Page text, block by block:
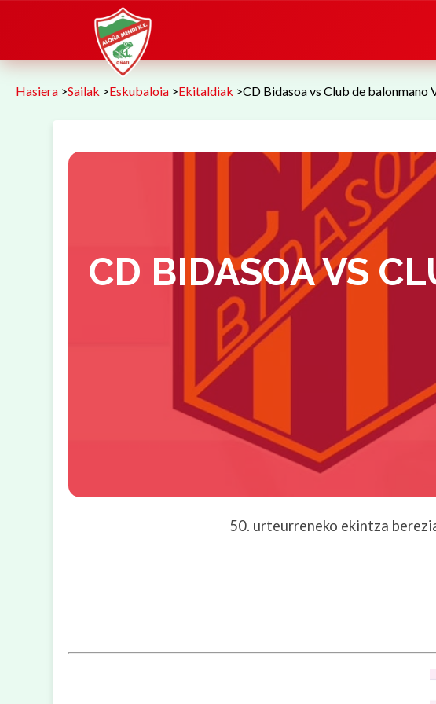
Hasiera >Sailak >Eskubaloia >Ekitaldiak >CD Bidasoa vs Club de balonmano
CD BIDASOA VS
50. urteurreneko ekintza